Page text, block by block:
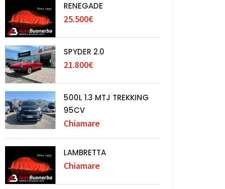
RENEGADE
25.500€
SPYDER 2.0
21.800€
500L 1.3 MTJ TREKKING
95CV
Chiamare
LAMBRETTA
Chiamare